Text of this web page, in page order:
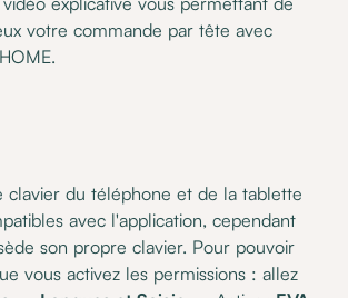
votre commande par tête avec
clavier du téléphone et de la tablette
avec l'application, cependant
son propre clavier. Pour pouvoir
vous activez les permissions : allez